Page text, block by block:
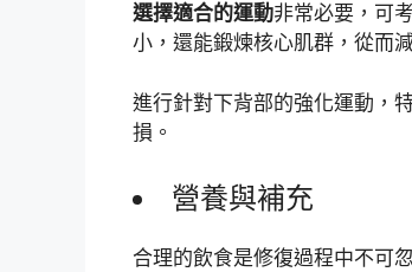
選擇適合的運動非常必要，可
小，還能鍛煉核心肌群，從而
進行針對下背部的強化運動，
損。
營養與補充
合理的飲食是修復過程中不可